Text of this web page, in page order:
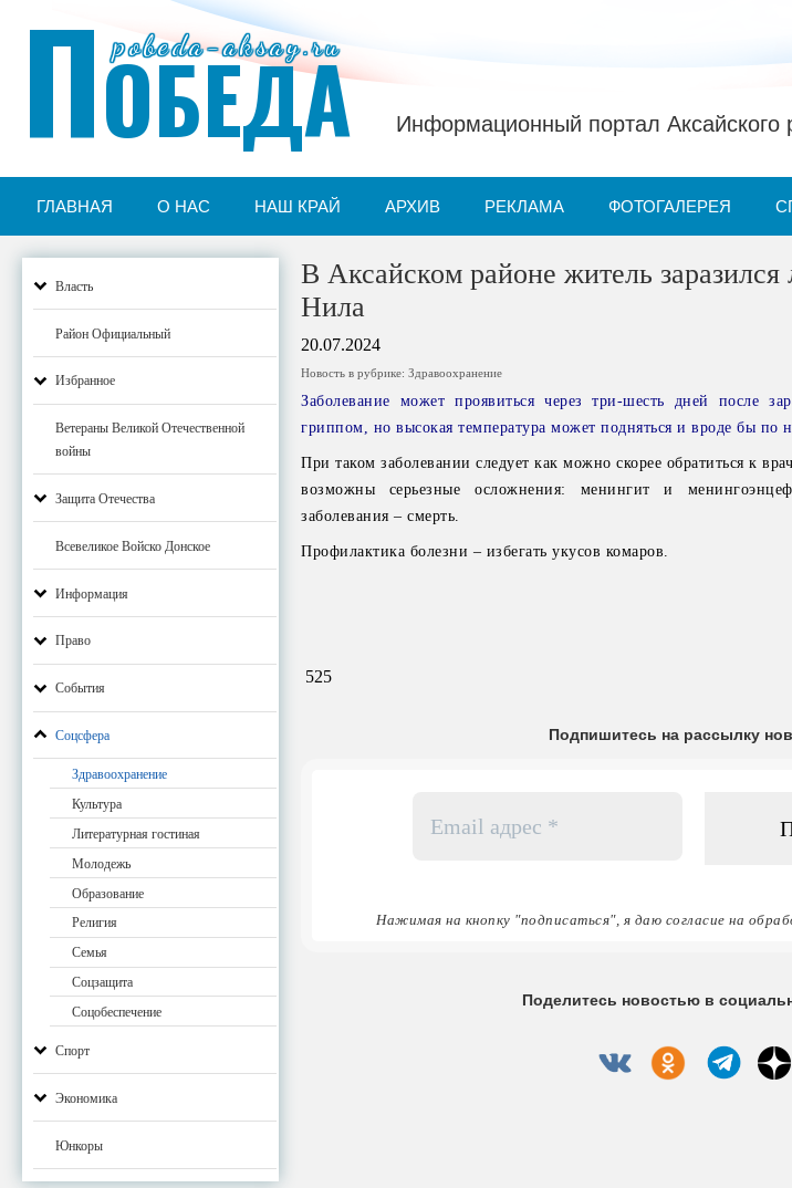
pobeda-aksay.ru
ПОБЕДА Информационный портал Аксайского
ГЛАВНАЯ О НАС НАШ КРАЙ АРХИВ РЕКЛАМА ФОТОГАЛЕРЕЯ
Власть
Район Официальный
Избранное
Ветераны Великой Отечественной
войны
Защита Отечества
Всевеликое Войско Донское
Информация
Право
События
Соцсфера
Здравоохранение
Культура
Литературная гостиная
Молодежь
Образование
Религия
Семья
Соцзащита
Соцобеспечение
Спорт
Экономика
Юнкоры
В Аксайском районе житель заразился
Нила
20.07.2024
Новость в рубрике:Здравоохранение
Заболевание может проявиться через три-шесть дней после
гриппом, но высокая температура может подняться и вроде бы по
При таком заболевании следует как можно скорее обратиться к
возможны серьезные осложнения: менингит и
заболевания – смерть.
Профилактика болезни – избегать укусов комаров.
525
Подпишитесь на рассылку
адрес
Нажимая на кнопку "подписаться", я даю согласие на
Поделитесь новостью в